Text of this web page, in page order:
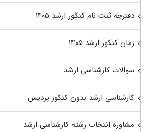
دفترچه ثبت نام کنکور ارشد ۱۴۰۵
زمان کنکور ارشد ۱۴۰۵
سوالات کارشناسی ارشد
کارشناسی ارشد بدون کنکور پردیس
مشاوره انتخاب رشته کارشناسی ارشد